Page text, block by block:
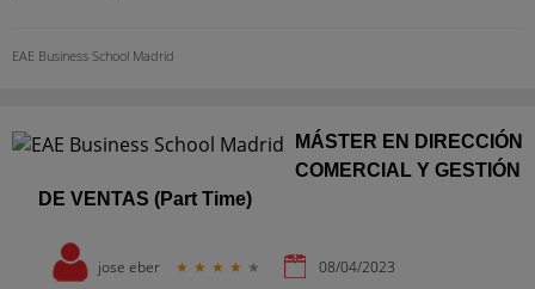
EAE Business School Madrid
MÁSTER EN DIRECCIÓN
COMERCIAL Y GESTIÓN
DE VENTAS (Part Time)
jose eber ★ ★ ★ ★ ★ 08/04/2023